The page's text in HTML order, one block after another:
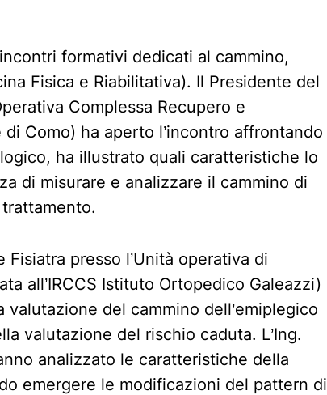
formativi dedicati al cammino,
Fisica e Riabilitativa). Il Presidente del
Complessa Recupero e
Como) ha aperto l’incontro affrontando
ha illustrato quali caratteristiche lo
di misurare e analizzare il cammino di
presso l’Unità operativa di
all’IRCCS Istituto Ortopedico Galeazzi)
del cammino dell’emiplegico
valutazione del rischio caduta. L’Ing.
analizzato le caratteristiche della
emergere le modificazioni del pattern di